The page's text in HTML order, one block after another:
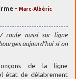
- Marc-Albéric
roule aussi sur ligne
aujourd’hui si on
de la ligne
état de délabrement